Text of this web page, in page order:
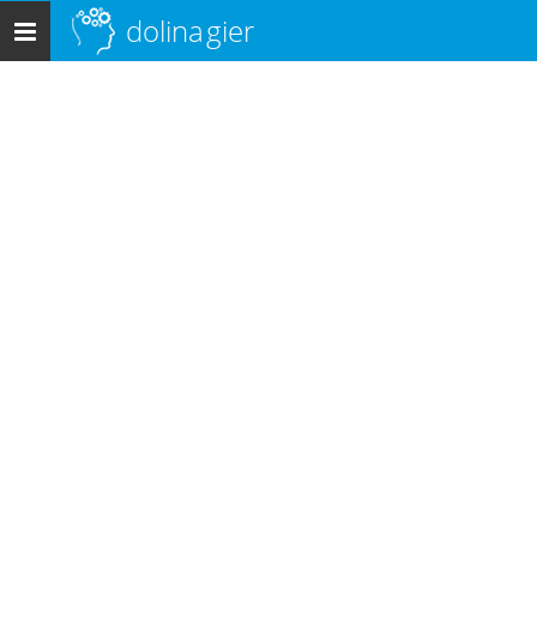
Menu
główne
dolinagier